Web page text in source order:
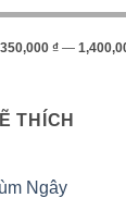
350,000 ₫—
THÍCH
Ngây